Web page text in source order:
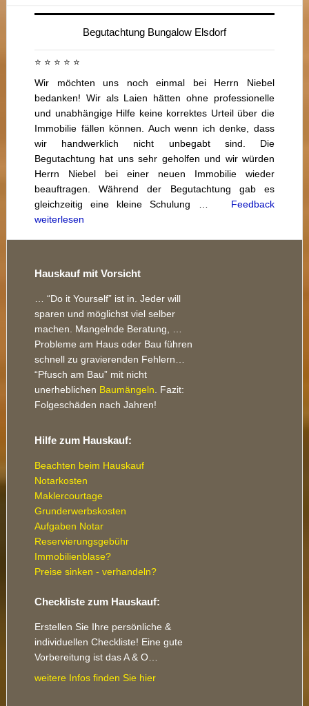
Begutachtung Bungalow Elsdorf
⭐ ⭐ ⭐ ⭐ ⭐
Wir möchten uns noch einmal bei Herrn Niebel
bedanken! Wir als Laien hätten ohne professionelle
und unabhängige Hilfe keine korrektes Urteil über die
Immobilie fällen können. Auch wenn ich denke, dass
wir handwerklich nicht unbegabt sind. Die
Begutachtung hat uns sehr geholfen und wir würden
Herrn Niebel bei einer neuen Immobilie wieder
beauftragen. Während der Begutachtung gab es
gleichzeitig eine kleine Schulung … Feedback
weiterlesen
Footer
Hauskauf mit Vorsicht
… “Do it Yourself” ist in. Jeder will
sparen und möglichst viel selber
machen. Mangelnde Beratung, …
Probleme am Haus oder Bau führen
schnell zu gravierenden Fehlern…
“Pfusch am Bau” mit nicht
unerheblichen Baumängeln . Fazit:
Folgeschäden nach Jahren!
Hilfe zum Hauskauf:
Beachten beim Hauskauf
Notarkosten
Maklercourtage
Grunderwerbskosten
Aufgaben Notar
Reservierungsgebühr
Immobilienblase?
Preise sinken - verhandeln?
Checkliste zum Hauskauf:
Erstellen Sie Ihre persönliche &
individuellen Checkliste! Eine gute
Vorbereitung ist das A & O…
weitere Infos finden Sie hier